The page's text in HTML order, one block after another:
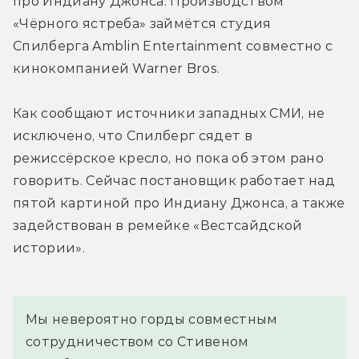
«Чёрного ястреба» займётся студия
Спилберга Amblin Entertainment совместно с
кинокомпанией Warner Bros.
Как сообщают источники западных СМИ, не
исключено, что Спилберг сядет в
режиссёрское кресло, но пока об этом рано
говорить. Сейчас постановщик работает над
пятой картиной про Индиану Джонса, а также
задействован в ремейке «Вестсайдской
истории».
Мы невероятно горды совместным
сотрудничеством со Стивеном